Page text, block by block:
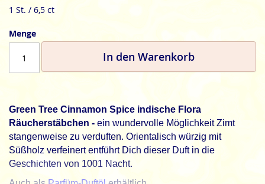
1 St. / 6,5 ct
Menge
In den Warenkorb
Green Tree Cinnamon Spice indische Flora
Räucherstäbchen - ein wundervolle Möglichkeit Zimt
stangenweise zu verduften. Orientalisch würzig mit
Süßholz verfeinert entführt Dich dieser Duft in die
Geschichten von 1001 Nacht.